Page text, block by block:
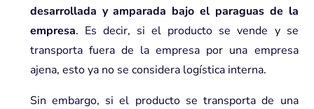
desarrollada y amparada bajo el paraguas de la
empresa. Es decir, si el producto se vende y se
transporta fuera de la empresa por una empresa
ajena, esto ya no se considera logística interna.
Sin embargo, si el producto se transporta de una